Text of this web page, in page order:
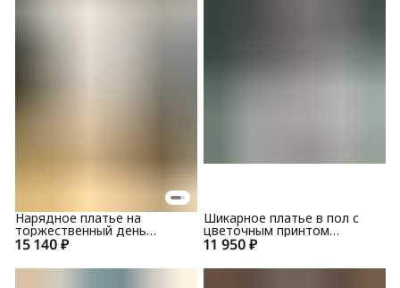
15 140 ₽
Нарядное платье на
торжественный день
TopDesign РА7 45 11 950 ₽
Шикарное платье в пол с
цветочным принтом
Flaibach 131S7